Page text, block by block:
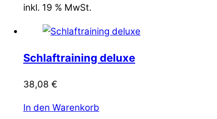
inkl. 19 % MwSt.
Schlaftraining deluxe
38,08 €
In den Warenkorb